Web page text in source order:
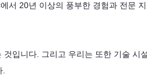
서 20년 이상의 풍부한 경험과 전문
입니다. 그리고 우리는 또한 기술 시